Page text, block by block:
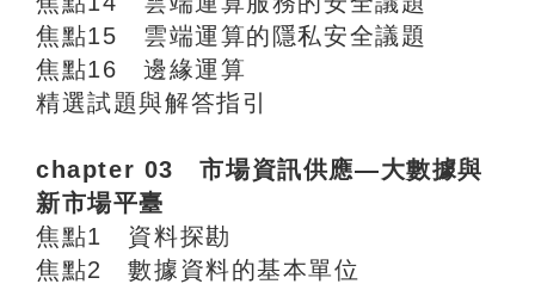
焦點15 雲端運算的隱私安全議題
焦點16 邊緣運算
精選試題與解答指引
chapter 03 市場資訊供應—大數據與
新市場平臺
焦點1 資料探勘
焦點2 數據資料的基本單位